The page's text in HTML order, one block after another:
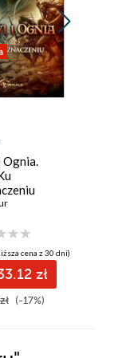
Ognia.
cena z 30 dni)
zł
(-17%)